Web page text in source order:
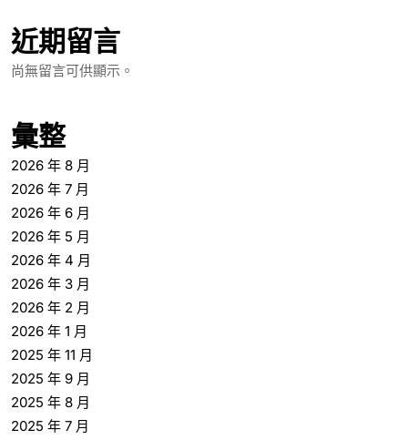
近期留言
尚無留言可供顯示。
彙整
2026 年 8 月
2026 年 7 月
2026 年 6 月
2026 年 5 月
2026 年 4 月
2026 年 3 月
2026 年 2 月
2026 年 1 月
2025 年 11 月
2025 年 9 月
2025 年 8 月
2025 年 7 月